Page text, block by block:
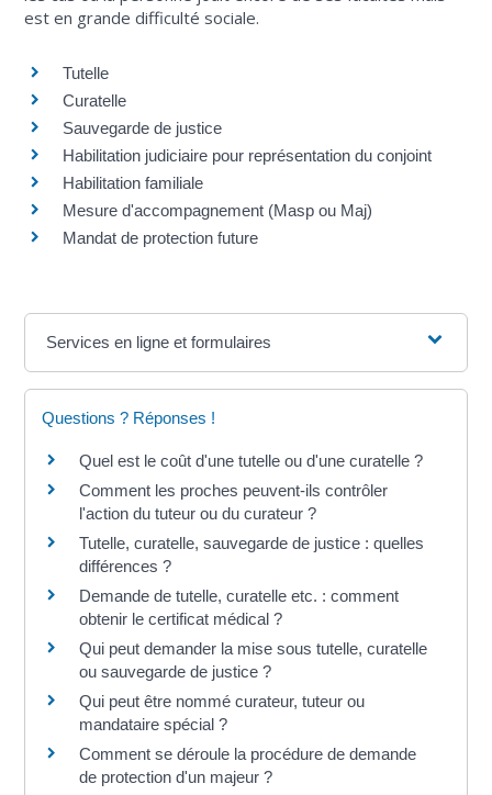
est en grande difficulté sociale.
Tutelle
Curatelle
Sauvegarde de justice
Habilitation judiciaire pour représentation du conjoint
Habilitation familiale
Mesure d'accompagnement (Masp ou Maj)
Mandat de protection future
Services en ligne et formulaires
Questions ? Réponses !
Quel est le coût d'une tutelle ou d'une curatelle ?
Comment les proches peuvent-ils contrôler
l'action du tuteur ou du curateur ?
Tutelle, curatelle, sauvegarde de justice : quelles
différences ?
Demande de tutelle, curatelle etc. : comment
obtenir le certificat médical ?
Qui peut demander la mise sous tutelle, curatelle
ou sauvegarde de justice ?
Qui peut être nommé curateur, tuteur ou
mandataire spécial ?
Comment se déroule la procédure de demande
de protection d'un majeur ?